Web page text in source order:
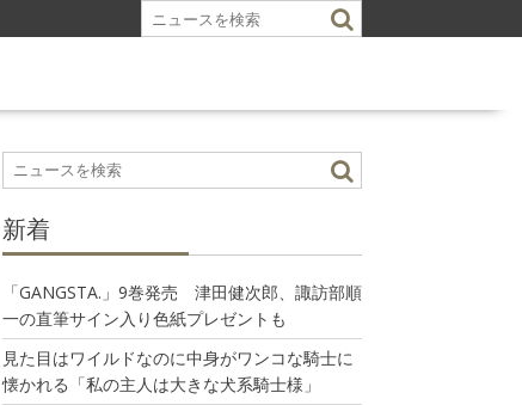
新着
「GANGSTA.」9巻発売 津田健次郎、諏訪部順
一の直筆サイン入り色紙プレゼントも
見た目はワイルドなのに中身がワンコな騎士に
懐かれる「私の主人は大きな犬系騎士様」